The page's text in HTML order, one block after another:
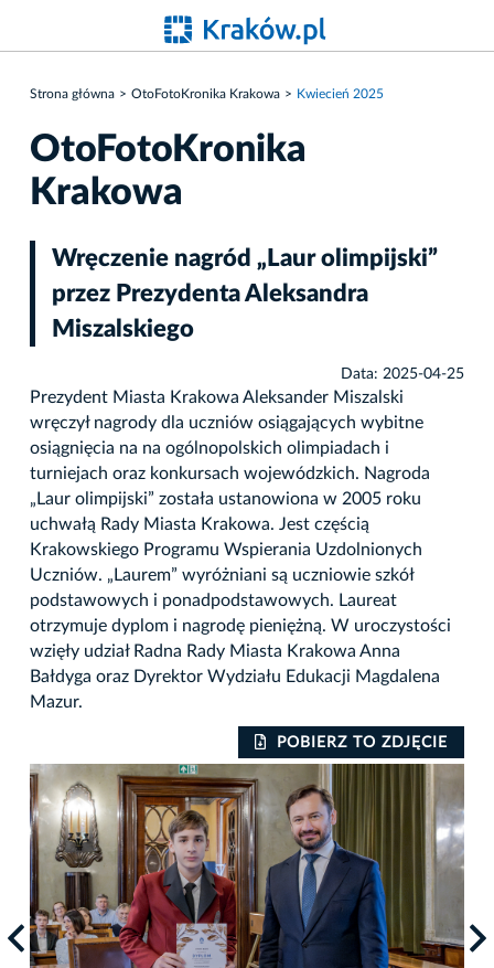
Strona główna OtoFotoKronika Krakowa Kwiecień 2025
OtoFotoKronika
Krakowa
Wręczenie nagród „Laur olimpijski”
przez Prezydenta Aleksandra
Miszalskiego
Data: 2025-04-25
Prezydent Miasta Krakowa Aleksander Miszalski
wręczył nagrody dla uczniów osiągających wybitne
osiągnięcia na na ogólnopolskich olimpiadach i
turniejach oraz konkursach wojewódzkich. Nagroda
„Laur olimpijski” została ustanowiona w 2005 roku
uchwałą Rady Miasta Krakowa. Jest częścią
Krakowskiego Programu Wspierania Uzdolnionych
Uczniów. „Laurem” wyróżniani są uczniowie szkół
podstawowych i ponadpodstawowych. Laureat
otrzymuje dyplom i nagrodę pieniężną. W uroczystości
wzięły udział Radna Rady Miasta Krakowa Anna
Bałdyga oraz Dyrektor Wydziału Edukacji Magdalena
Mazur.
POBIERZ TO ZDJĘCIE